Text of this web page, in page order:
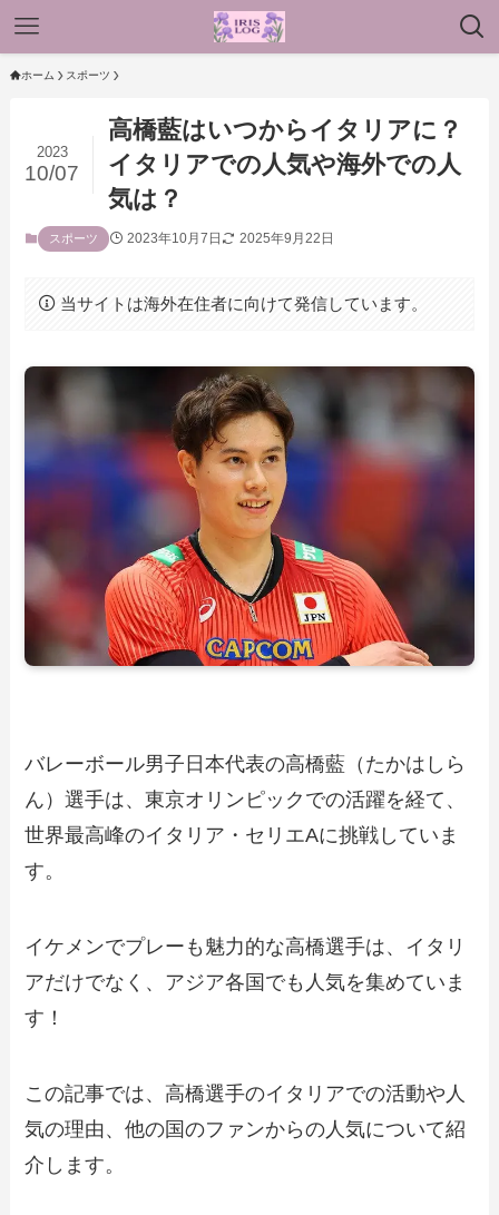
ホーム スポーツ
高橋藍はいつからイタリアに？
イタリアでの人気や海外での人
気は？
2023
10/07
スポーツ 2023年10月7日 2025年9月22日
当サイトは海外在住者に向けて発信しています。
バレーボール男子日本代表の高橋藍（たかはしら
ん）選手は、東京オリンピックでの活躍を経て、
世界最高峰のイタリア・セリエAに挑戦していま
す。
イケメンでプレーも魅力的な高橋選手は、イタリ
アだけでなく、アジア各国でも人気を集めていま
す！
この記事では、高橋選手のイタリアでの活動や人
気の理由、他の国のファンからの人気について紹
介します。